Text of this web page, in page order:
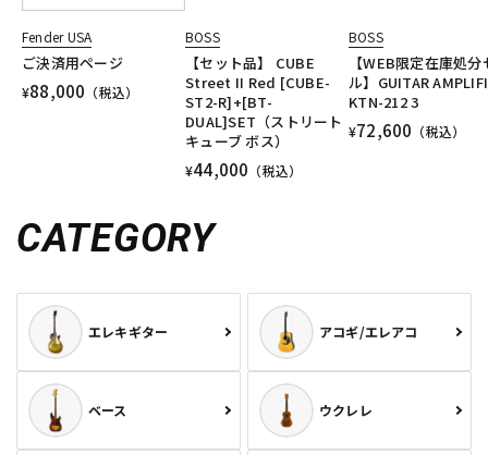
Fender USA
ご決済用ページ
¥88,000 （税込）
BOSS
【セット品】 CUBE
Street II Red [CUBE-
ST2-R]+[BT-
DUAL]SET（ストリート
キューブ ボス）
¥44,000 （税込）
BOSS
【WEB限定在庫処分
ル】GUITAR
KTN-212 3
¥72,600 （税込）
CATEGORY
エレキギター アコギ/エレアコ
ベース ウクレレ